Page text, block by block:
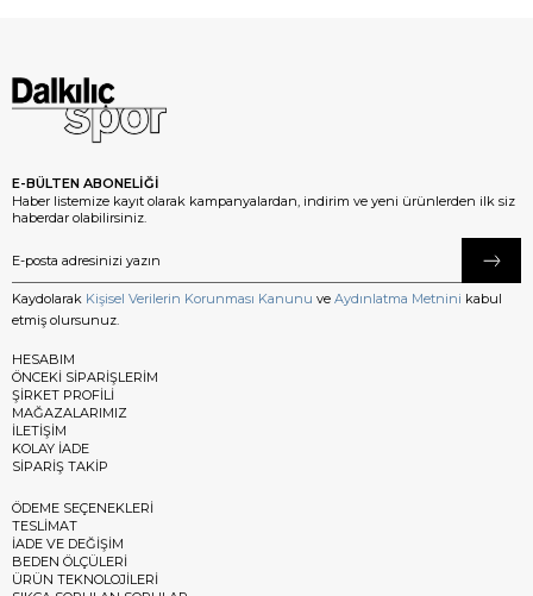
E-BÜLTEN ABONELİĞİ
Haber listemize kayıt olarak kampanyalardan, indirim ve yeni ürünlerden ilk siz
haberdar olabilirsiniz.
Kaydolarak Kişisel Verilerin Korunması Kanunu ve Aydınlatma Metnini kabul
etmiş olursunuz.
HESABIM
ÖNCEKİ SİPARİŞLERİM
ŞİRKET PROFİLİ
MAĞAZALARIMIZ
İLETİŞİM
KOLAY İADE
SİPARİŞ TAKİP
ÖDEME SEÇENEKLERİ
TESLİMAT
İADE VE DEĞİŞİM
BEDEN ÖLÇÜLERİ
ÜRÜN TEKNOLOJİLERİ